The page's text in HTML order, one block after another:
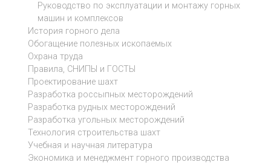
Руководство по эксплуатации и монтажу горных
машин и комплексов
История горного дела
Обогащение полезных ископаемых
Охрана труда
Правила, СНИПЫ и ГОСТЫ
Проектирование шахт
Разработка россыпных месторождений
Разработка рудных месторождений
Разработка угольных месторождений
Технология строительства шахт
Учебная и научная литература
Экономика и менеджмент горного производства